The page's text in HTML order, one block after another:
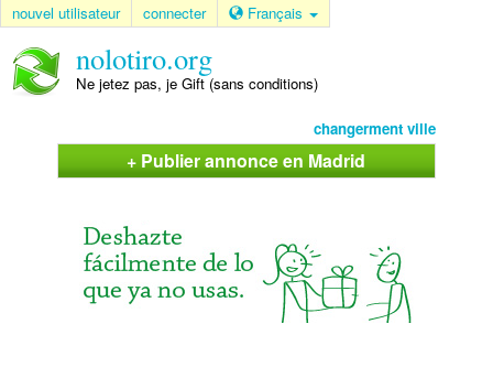
nouvel utilisateur connecter Français
nolotiro.org
Ne jetez pas, je Gift (sans conditions)
changerment ville
+ Publier annonce en Madrid